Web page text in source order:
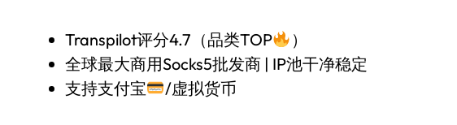
Transpilot评分4.7（品类TOP
）
全球最大商用Socks5批发商 | IP池干净稳定
支持支付宝
/虚拟货币